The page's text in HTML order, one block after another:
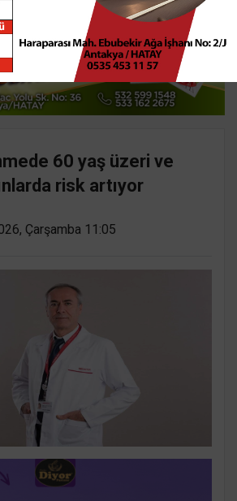
60 yaş üzeri ve
risk artıyor
Çarşamba 11:05